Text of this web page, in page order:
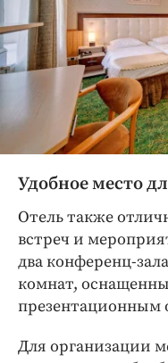
Удобное место
Отель также
встреч и
два конференц-
комнат,
презентационным
Для организации